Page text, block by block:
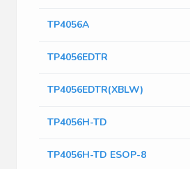
TP4056A
TP4056EDTR
TP4056EDTR(XBLW)
TP4056H-TD
TP4056H-TD ESOP-8